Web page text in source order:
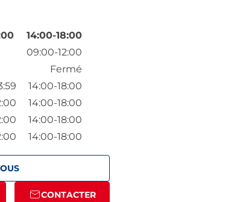
14:00-18:00
09:00-12:00
Fermé
14:00-18:00
14:00-18:00
14:00-18:00
14:00-18:00
CONTACTER